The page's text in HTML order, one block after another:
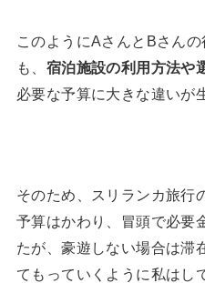
このようにAさんとBさん
も、 宿泊施設の利用方法や
必要な予算に大きな違いが
そのため、スリランカ旅行
予算はかわり、冒頭で必要
たが、豪遊しない場合は滞
てもっていくように私はし